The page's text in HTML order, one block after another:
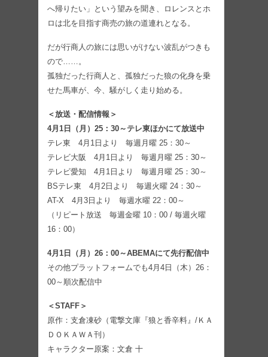
へ帰りたい」という望みを聞き、ロレンスとホ
ロは北を目指す商売の旅の道連れとなる。
だが行商人の旅には思いがけない波乱がつきも
ので……。
孤独だった行商人と、孤独だった狼の化身を乗
せた馬車が、今、騒がしく走り始める。
＜放送・配信情報＞
4月1日（月）25：30～テレ東ほかにて放送中
テレ東 4月1日より 毎週月曜 25：30～
テレビ大阪 4月1日より 毎週月曜 25：30～
テレビ愛知 4月1日より 毎週月曜 25：30～
BSテレ東 4月2日より 毎週火曜 24：30～
AT-X 4月3日より 毎週水曜 22：00～
（リピート放送 毎週金曜 10：00 / 毎週火曜
16：00）
4月1日（月）26：00～ABEMAにて先行配信中
その他プラットフォームでも4月4日（木）26：
00～順次配信中
＜STAFF＞
原作：支倉凍砂（電撃文庫『狼と香辛料』/ＫＡ
ＤＯＫＡＷＡ刊）
キャラクター原案：文倉 十